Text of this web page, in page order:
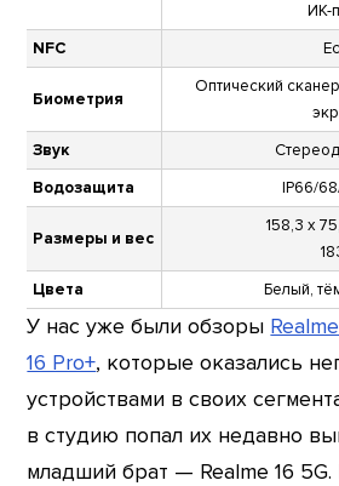
ИК-
NFC
Биометрия
Оптический
Звук
Водозащита
IP66/
Размеры и вес
158,3 x
Цвета
Белый,
У нас уже были обзоры
16 Pro+, которые оказались
устройствами в своих
в студию попал их недавно
младший брат — Realme 16 5G.